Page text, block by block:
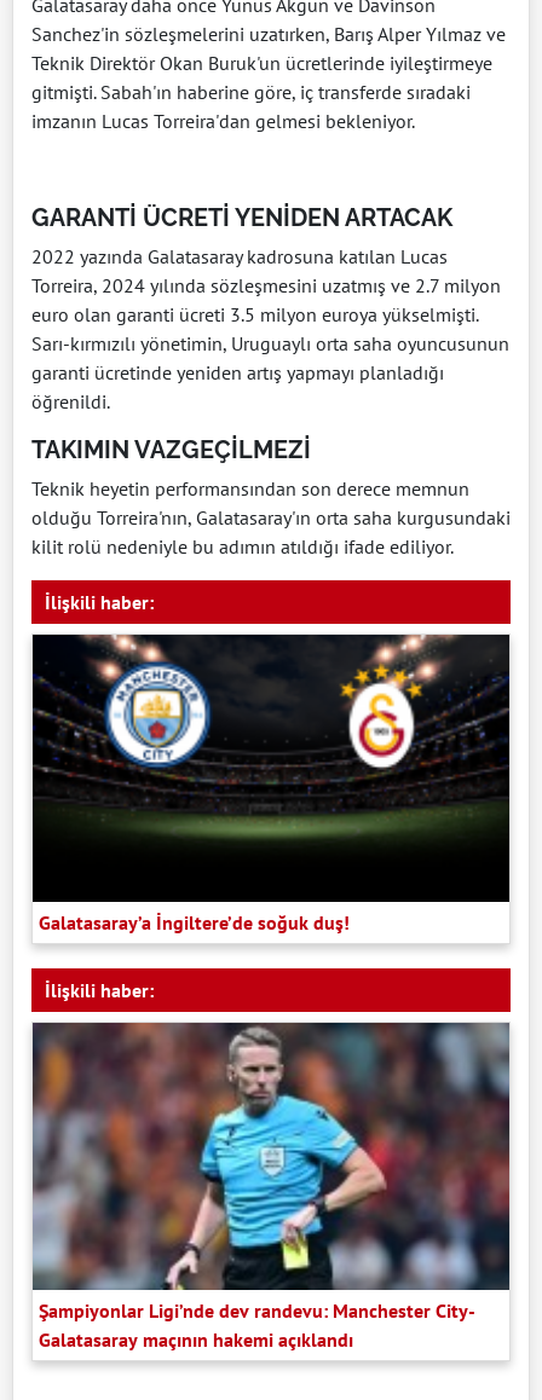
Sanchez'in sözleşmelerini uzatırken, Barış Alper Yılmaz ve
Teknik Direktör Okan Buruk'un ücretlerinde iyileştirmeye
gitmişti. Sabah'ın haberine göre, iç transferde sıradaki
imzanın Lucas Torreira'dan gelmesi bekleniyor.
GARANTİ ÜCRETİ YENİDEN ARTACAK
2022 yazında Galatasaray kadrosuna katılan Lucas
Torreira, 2024 yılında sözleşmesini uzatmış ve 2.7 milyon
euro olan garanti ücreti 3.5 milyon euroya yükselmişti.
Sarı-kırmızılı yönetimin, Uruguaylı orta saha oyuncusunun
garanti ücretinde yeniden artış yapmayı planladığı
öğrenildi.
TAKIMIN VAZGEÇİLMEZİ
Teknik heyetin performansından son derece memnun
olduğu Torreira'nın, Galatasaray'ın orta saha kurgusundaki
kilit rolü nedeniyle bu adımın atıldığı ifade ediliyor.
İlişkili haber:
Galatasaray’a İngiltere’de soğuk duş!
İlişkili haber:
Şampiyonlar Ligi’nde dev randevu: Manchester City-
Galatasaray maçının hakemi açıklandı